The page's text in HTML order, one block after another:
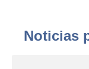
Noticias